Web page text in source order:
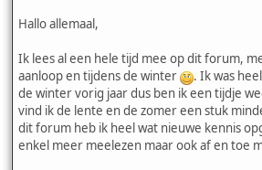
Hallo allemaal,
Ik lees al een hele tijd mee op dit forum,
aanloop en tijdens de winter
. Ik was
de winter vorig jaar dus ben ik een tijdje
vind ik de lente en de zomer een stuk
dit forum heb ik heel wat nieuwe kennis
enkel meer meelezen maar ook af en toe